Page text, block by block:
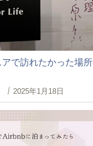
で訪れたかった場所
2025年1月18日